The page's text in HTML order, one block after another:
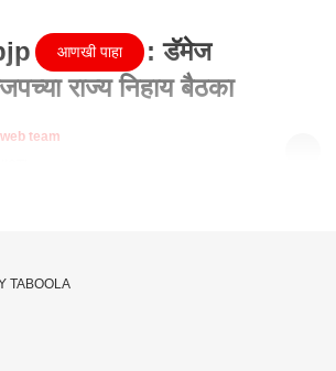
Meeting : डॅमेज
राज्य निहाय बैठका
team
आणखी पाहा
TABOOLA